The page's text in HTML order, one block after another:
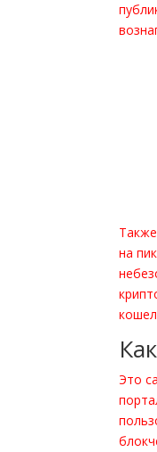
на
Это